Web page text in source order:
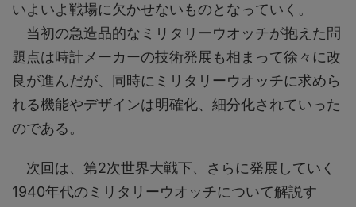
いよいよ戦場に欠かせないものとなっていく。
当初の急造品的なミリタリーウオッチが抱えた問
題点は時計メーカーの技術発展も相まって徐々に改
良が進んだが、同時にミリタリーウオッチに求めら
れる機能やデザインは明確化、細分化されていった
のである。
次回は、第2次世界大戦下、さらに発展していく
1940年代のミリタリーウオッチについて解説す